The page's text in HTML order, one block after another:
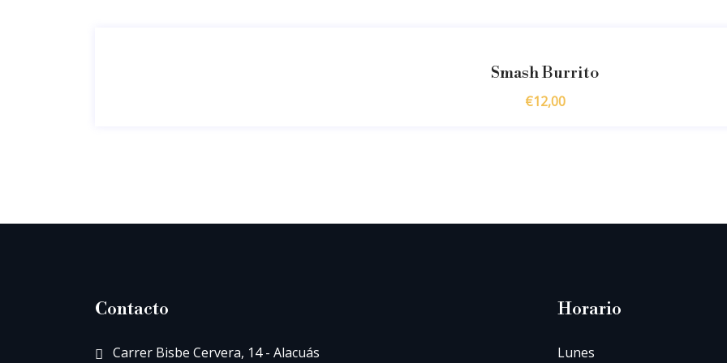
Smash Burrito
€12,00
Contacto
Carrer Bisbe Cervera, 14 - Alacuás
Horario
Lunes